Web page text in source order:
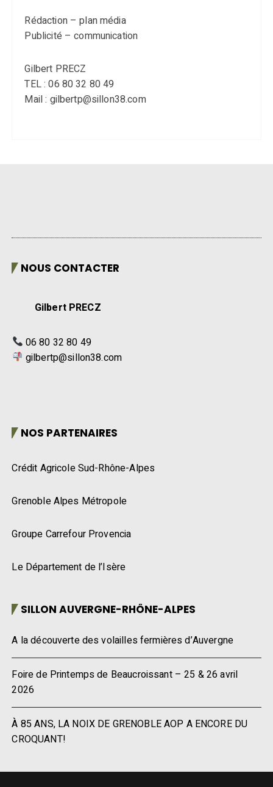
Rédaction – plan média
Publicité – communication
Gilbert PRECZ
TEL : 06 80 32 80 49
Mail : gilbertp@sillon38.com
NOUS CONTACTER
Gilbert PRECZ
06 80 32 80 49
gilbertp@sillon38.com
NOS PARTENAIRES
Crédit Agricole Sud-Rhône-Alpes
Grenoble Alpes Métropole
Groupe Carrefour Provencia
Le Département de l’Isère
SILLON AUVERGNE-RHÔNE-ALPES
A la découverte des volailles fermières d’Auvergne
Foire de Printemps de Beaucroissant – 25 & 26 avril
2026
À 85 ANS, LA NOIX DE GRENOBLE AOP A ENCORE DU
CROQUANT!